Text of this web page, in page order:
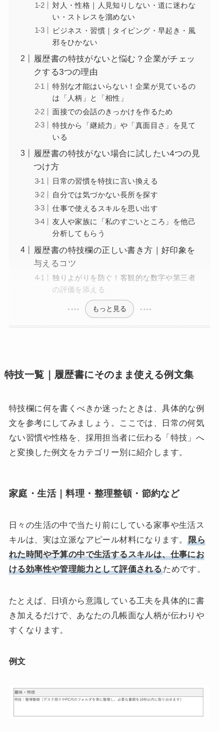
対人・性格｜人見知りしない・道に迷わな
い・ストレスを溜めない
ビジネス・習慣｜タイピング・早起き・風
邪をひかない
履歴書の特技がないと悩む？企業がチェッ
クする3つの理由
特別な才能はいらない！企業が見ているの
は「人柄」と「相性」
面接での会話のきっかけを作るため
特技から「継続力」や「真面目さ」を見て
いる
履歴書の特技がない場合に試したい4つの見
つけ方
日常の習慣を特技に言い換える
自分では気づかない長所を探す
仕事で使えるスキルを思い出す
友人や家族に「私のすごいところ」を他己
分析してもらう
履歴書の特技欄の正しい書き方｜好印象を
与えるコツ
独りよがりを防ぐ！客観的な数字や第三者
の評価を添える
もっと見る
特技一覧｜履歴書にそのまま使える例文集
特技欄に何を書くべきか迷ったときは、具体的な例
文を参考にしてみましょう。ここでは、日常の何気
ない習慣や性格を、採用担当者に伝わる「特技」へ
と変換した例文をカテゴリー別に紹介します。
家庭・生活｜料理・整理整頓・節約など
日々の生活の中で当たり前にしている家事や生活ス
キルは、実は立派なアピール材料になります。限ら
れた時間や予算の中で生活するスキルは、仕事にお
ける効率性や管理能力として評価されるためです。
たとえば、日頃から意識している工夫を具体的に書
き加えるだけで、あなたの几帳面な人柄が伝わりや
すくなります。
例文